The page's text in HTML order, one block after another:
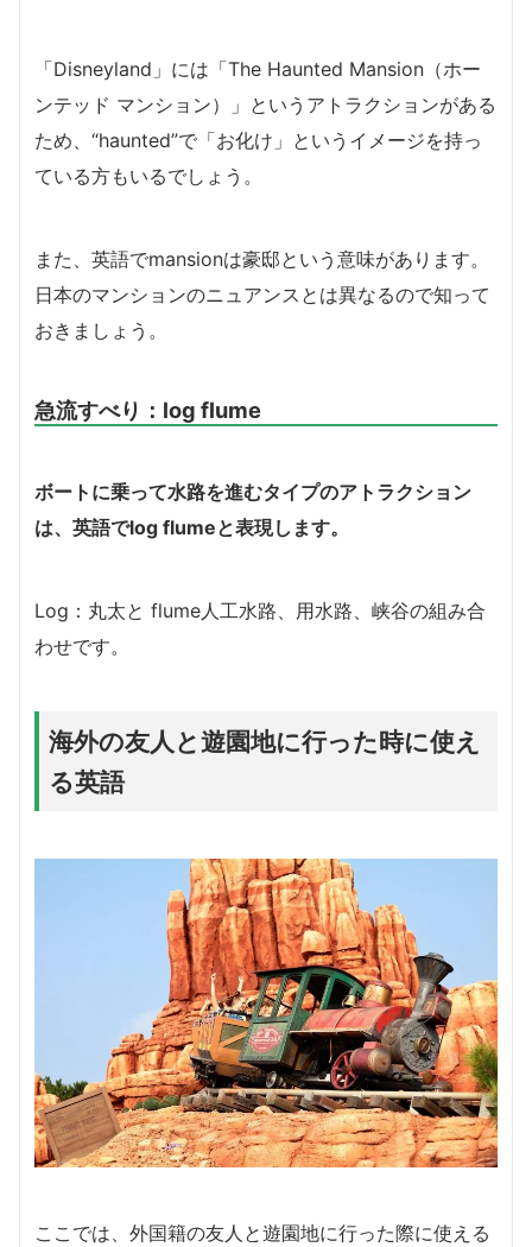
「Disneyland」には「The Haunted Mansion（ホー
ンテッド マンション）」というアトラクションがある
ため、“haunted”で「お化け」というイメージを持っ
ている方もいるでしょう。
また、英語でmansionは豪邸という意味があります。
日本のマンションのニュアンスとは異なるので知って
おきましょう。
急流すべり：log flume
ボートに乗って水路を進むタイプのアトラクション
は、英語でlog flumeと表現します。
Log：丸太と flume人工水路、用水路、峡谷の組み合
わせです。
海外の友人と遊園地に行った時に使え
る英語
ここでは、外国籍の友人と遊園地に行った際に使える